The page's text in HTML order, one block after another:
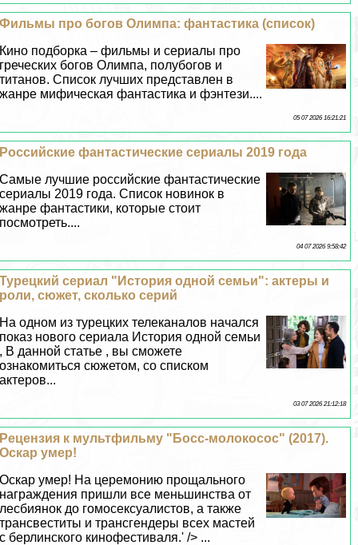
Фильмы про богов Олимпа: фантастика (список)
Кино подборка – фильмы и сериалы про
греческих богов Олимпа, полубогов и
титанов. Список лучших представлен в
жанре мифическая фантастика и фэнтези....
05 07 2026 16:21:21
Российские фантастические сериалы 2019 года
Самые лучшие российские фантастические
сериалы 2019 года. Список новинок в
жанре фантастики, которые стоит
посмотреть....
04 07 2026 9:58:42
Турецкий сериал "История одной семьи": актеры и
роли, сюжет, сколько серий
На одном из турецких телеканалов начался
показ нового сериала История одной семьи
, В данной статье , вы сможете
ознакомиться сюжетом, со списком
актеров...
03 07 2026 21:12:18
Рецензия к мультфильму "Босс-молокосос" (2017).
Оскар умер!
Оскар умер! На церемонию прощального
награждения пришли все меньшинства от
лecбиянок до гомоceкcуалистов, а также
трaнcвеститы и трaнcгендеры всех мастей
с берлинского кинофестиваля.' /> ...